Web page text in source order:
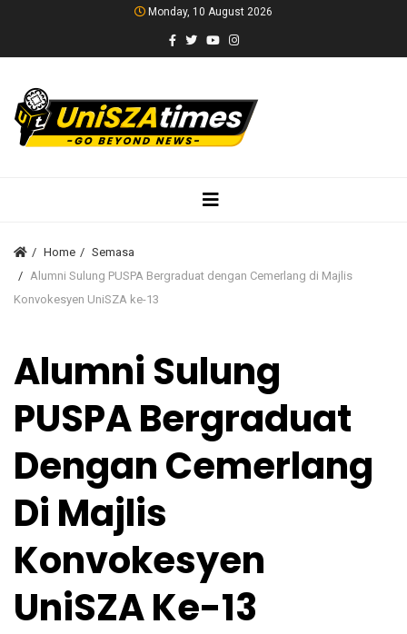
Monday, 10 August 2026
Home
Semasa
Alumni Sulung PUSPA Bergraduat dengan Cemerlang di Majlis
Konvokesyen UniSZA ke-13
Alumni Sulung
PUSPA Bergraduat
Dengan Cemerlang
Di Majlis
Konvokesyen
UniSZA Ke-13